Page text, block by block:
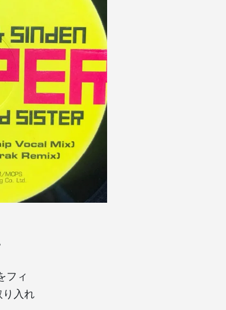
フィ
り入れ